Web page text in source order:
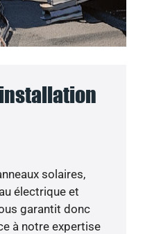
solaires,
électrique et
garantit donc
à notre expertise